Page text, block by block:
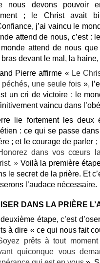
nous devons pouvoir
; le Christ avait
j’ai vaincu le
attend de nous, c’est :
attend de nous
devant le mal, la
Pierre affirme « Le
une seule fois »,
un cri de victoire : le
vaincu dans
lie fortement les deux
: ce qui se passe
; et le courage de parler ;
onorez dans vos cœurs
» Voilà la première
le secret de la prière. Et
l’audace nécessaire.
DANS LA PRIÈRE
étape, c’est
à dire « ce qui nous fait
prêts à tout
quiconque vous